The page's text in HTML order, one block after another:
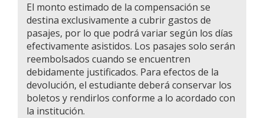
El monto estimado de la compensación se
destina exclusivamente a cubrir gastos de
pasajes, por lo que podrá variar según los días
efectivamente asistidos. Los pasajes solo serán
reembolsados cuando se encuentren
debidamente justificados. Para efectos de la
devolución, el estudiante deberá conservar los
boletos y rendirlos conforme a lo acordado con
la institución.